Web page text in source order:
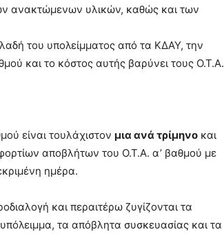
ανακτώμενων υλικών, καθώς και των
του υπολείμματος από τα ΚΔΑΥ, την
και το κόστος αυτής βαρύνει τους Ο.Τ.Α.
είναι τουλάχιστον μια ανά τρίμηνο και
αποβλήτων του Ο.Τ.Α. α’ βαθμού με
ημέρα.
και περαιτέρω ζυγίζονται τα
τα απόβλητα συσκευασίας και τα